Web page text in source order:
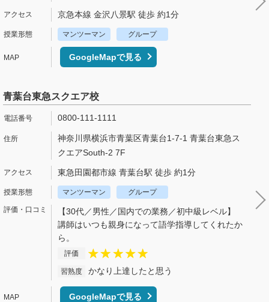
京急本線 金沢八景駅 徒歩 約1分
マンツーマン グループ
GoogleMapで見る
青葉台東急スクエア校
0800-111-1111
神奈川県横浜市青葉区青葉台1-7-1 青葉台東急ス
クエアSouth-2 7F
東急田園都市線 青葉台駅 徒歩 約1分
マンツーマン グループ
【30代／男性／国内での業務／初中級レベル】
講師はいつも親身になって語学指導してくれたか
ら。
評価
習熟度 かなり上達したと思う
GoogleMapで見る